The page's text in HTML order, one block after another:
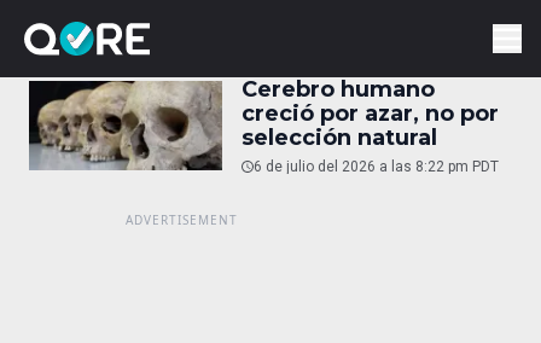
Cerebro humano
creció por azar, no por
selección natural
6 de julio del 2026 a las 8:22 pm PDT